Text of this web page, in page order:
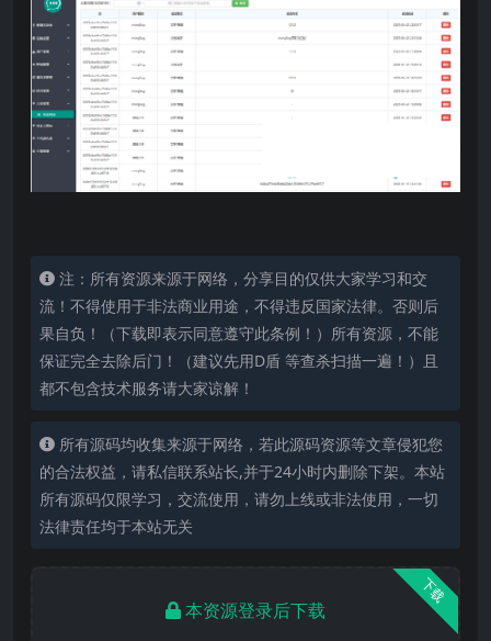
注：所有资源来源于网络，分享目的仅供大家学习和交
流！不得使用于非法商业用途，不得违反国家法律。否则后
果自负！（下载即表示同意遵守此条例！）所有资源，不能
保证完全去除后门！（建议先用D盾 等查杀扫描一遍！）且
都不包含技术服务请大家谅解！
所有源码均收集来源于网络，若此源码资源等文章侵犯您
的合法权益，请私信联系站长,并于24小时内删除下架。本站
所有源码仅限学习，交流使用，请勿上线或非法使用，一切
法律责任均于本站无关
下载
本资源登录后下载